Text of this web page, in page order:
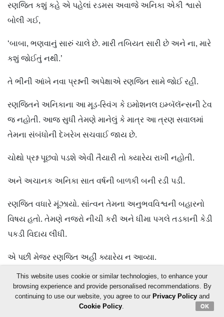
રણજિત કશું કહે એ પહેલાં રડમસ અવાજે અનિકા એકી શ્વાસે
બોલી ગઈ,
‘બાબા, ભણવાનું સારું ચાલે છે. મારી તબિયત સારી છે અને ના, મારે
કશું જોઈતું નથી.’
તે ભીની આંખે નવા પ્રશ્નની અપેક્ષાએ રણજિત સામે જોઈ રહી.
રણજિતને અનિકાના આ મૂડ-સ્વિંગ કે ઇમોશનલ ઇમ્બૅલૅન્સની ટેવ
જ નહોતી. આજ સુધી તેમણે માનેલું કે માત્ર આ ત્રણ સવાલમાં
તેમના સંબંધોની દેખરેખ સચવાઈ જાય છે.
ચોથો પ્રશ્ન પૂછવો પડશે એવી તૈયારી તો ક્યારેય રાખી નહોતી.
અને અચાનક અનિકા સાત વર્ષની બાળકી બની રડી પડી.
રણજિત વધારે મૂંઝાયો. સાંત્વન તેમના અનુભવવિશ્વની બહારનો
વિષય હતો. તેમણે નજરો નીચી કરી અને ધીમા પગલે તડકાની કેડી
પકડી વિદાય લીધી.
એ પછી મેજર રણજિત અહીં ક્યારેય ન આવ્યા.
ન કોઈ આવતું, ન અનિકાને ક્યારેય કોઈની રાહ રહેતી.
This website uses cookie or similar technologies, to enhance your
browsing experience and provide personalised recommendations. By
continuing to use our website, you agree to our Privacy Policyand
Cookie Policy. OK